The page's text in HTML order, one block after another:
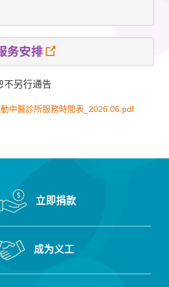
务安排
不另行通告
中醫診所服務時間表_2026.06.pdf
立即捐款
成为义工